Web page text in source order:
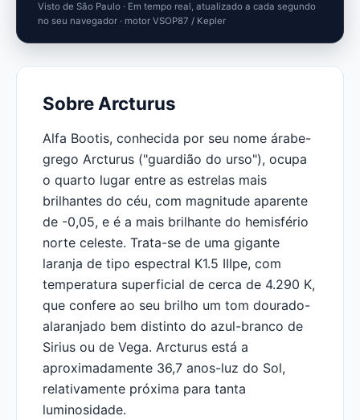
Visto de São Paulo · Em tempo real, atualizado a cada segundo
no seu navegador · motor VSOP87 / Kepler
Sobre Arcturus
Alfa Bootis, conhecida por seu nome árabe-
grego Arcturus ("guardião do urso"), ocupa
o quarto lugar entre as estrelas mais
brilhantes do céu, com magnitude aparente
de -0,05, e é a mais brilhante do hemisfério
norte celeste. Trata-se de uma gigante
laranja de tipo espectral K1.5 IIIpe, com
temperatura superficial de cerca de 4.290 K,
que confere ao seu brilho um tom dourado-
alaranjado bem distinto do azul-branco de
Sirius ou de Vega. Arcturus está a
aproximadamente 36,7 anos-luz do Sol,
relativamente próxima para tanta
luminosidade.